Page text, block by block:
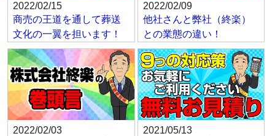
2022/02/15
商売の王道を通して葬送
文化の一翼を担います！
2022/02/09
他社さんと弊社（終楽）
との業態の違い！
2022/02/03
2021/05/13